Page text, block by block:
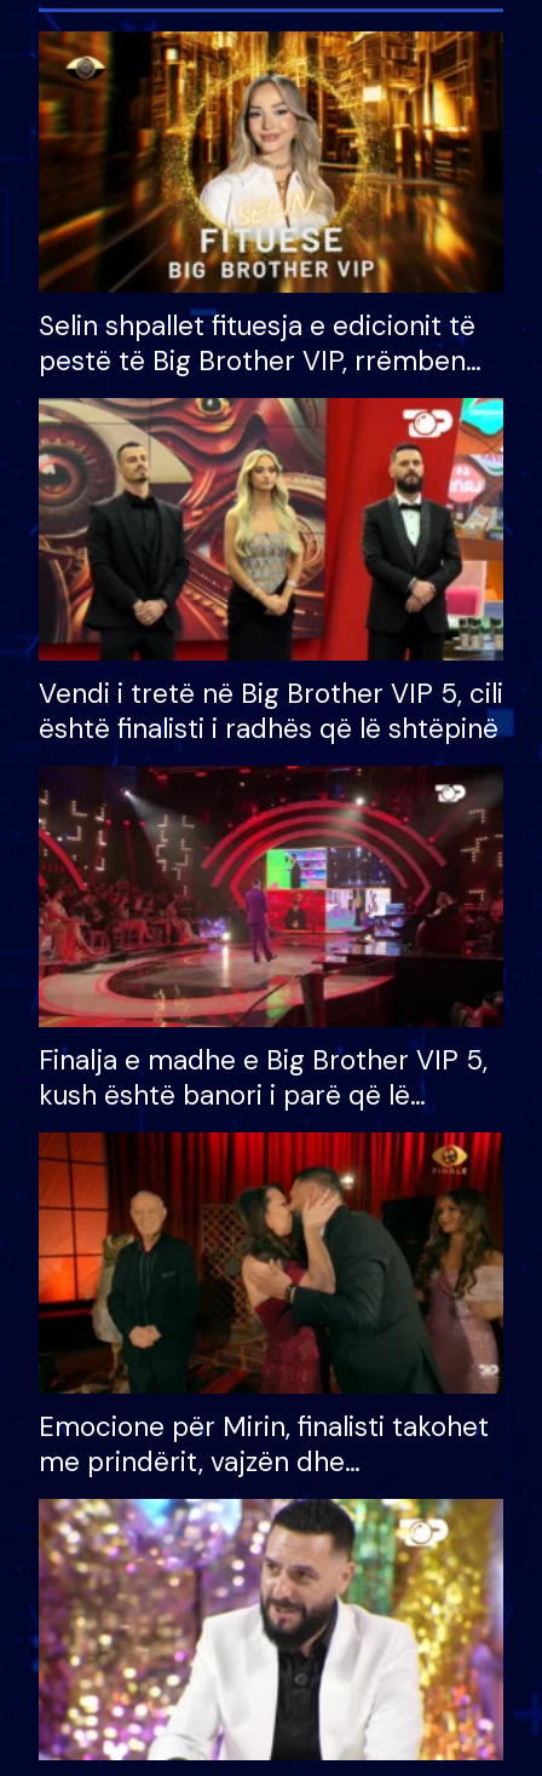
Selin shpallet fituesja e edicionit të
pestë të Big Brother VIP, rrëmben
çmimin e madh prej 100 mijë eurosh
Vendi i tretë në Big Brother VIP 5, cili
është finalisti i radhës që lë shtëpinë
Finalja e madhe e Big Brother VIP 5,
kush është banori i parë që lë
shtëpinë dhe humb mundësinë për
të fituar çmimin e madh
Emocione për Mirin, finalisti takohet
me prindërit, vajzën dhe
bashkëshorten: S’kemi ndonjë letër
divorci apo jo?